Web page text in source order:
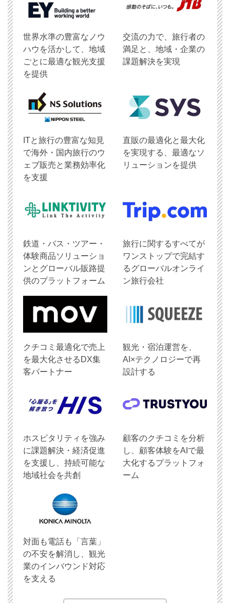
世界水準の豊富なノウ
ハウを活かして、地域
ごとに最適な観光支援
を提供
交流の力で、旅行者の
満足と、地域・企業の
課題解決を実現
ITと旅行の豊富な知見
で海外・国内旅行のウ
ェブ販売と業務効率化
を支援
直販の最適化と最大化
を実現する、最適なソ
リューションを提供
鉄道・バス・ツアー・
体験商品ソリューショ
ンとグローバル販路提
供のプラットフォーム
旅行に関するすべてが
ワンストップで完結す
るグローバルオンライ
ン旅行会社
クチコミ最適化で売上
を最大化させるDX集
客パートナー
観光・宿泊運営を、
AI×テクノロジーで再
設計する
ホスピタリティを強み
に課題解決・経済促進
を支援し、持続可能な
地域社会を共創
顧客のクチコミを分析
し、顧客体験をAIで最
大化するプラットフォ
ーム
対面も電話も「言葉」
の不安を解消し、観光
業のインバウンド対応
を支える